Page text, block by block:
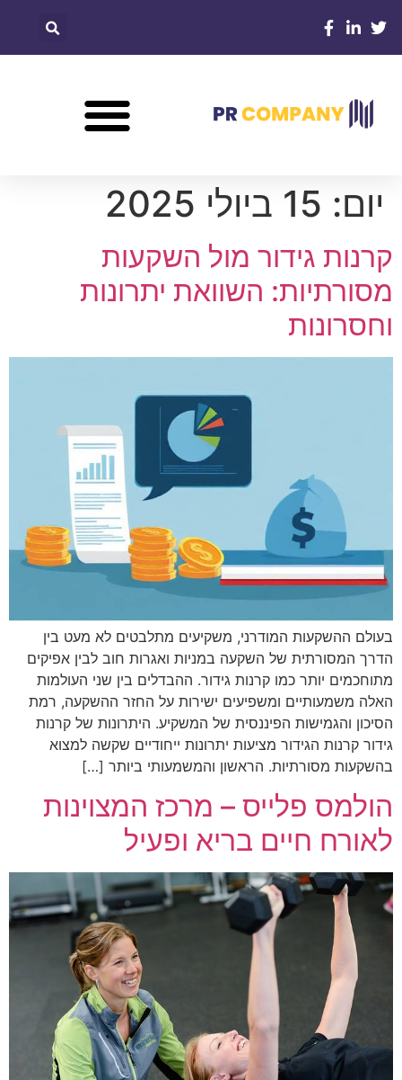
יום: 15 ביולי 2025
קרנות גידור מול השקעות
מסורתיות: השוואת יתרונות
וחסרונות
בעולם ההשקעות המודרני, משקיעים מתלבטים לא מעט בין
הדרך המסורתית של השקעה במניות ואגרות חוב לבין אפיקים
מתוחכמים יותר כמו קרנות גידור. ההבדלים בין שני העולמות
האלה משמעותיים ומשפיעים ישירות על החזר ההשקעה, רמת
הסיכון והגמישות הפיננסית של המשקיע. היתרונות של קרנות
גידור קרנות הגידור מציעות יתרונות ייחודיים שקשה למצוא
בהשקעות מסורתיות. הראשון והמשמעותי ביותר […]
הולמס פלייס – מרכז המצוינות
לאורח חיים בריא ופעיל